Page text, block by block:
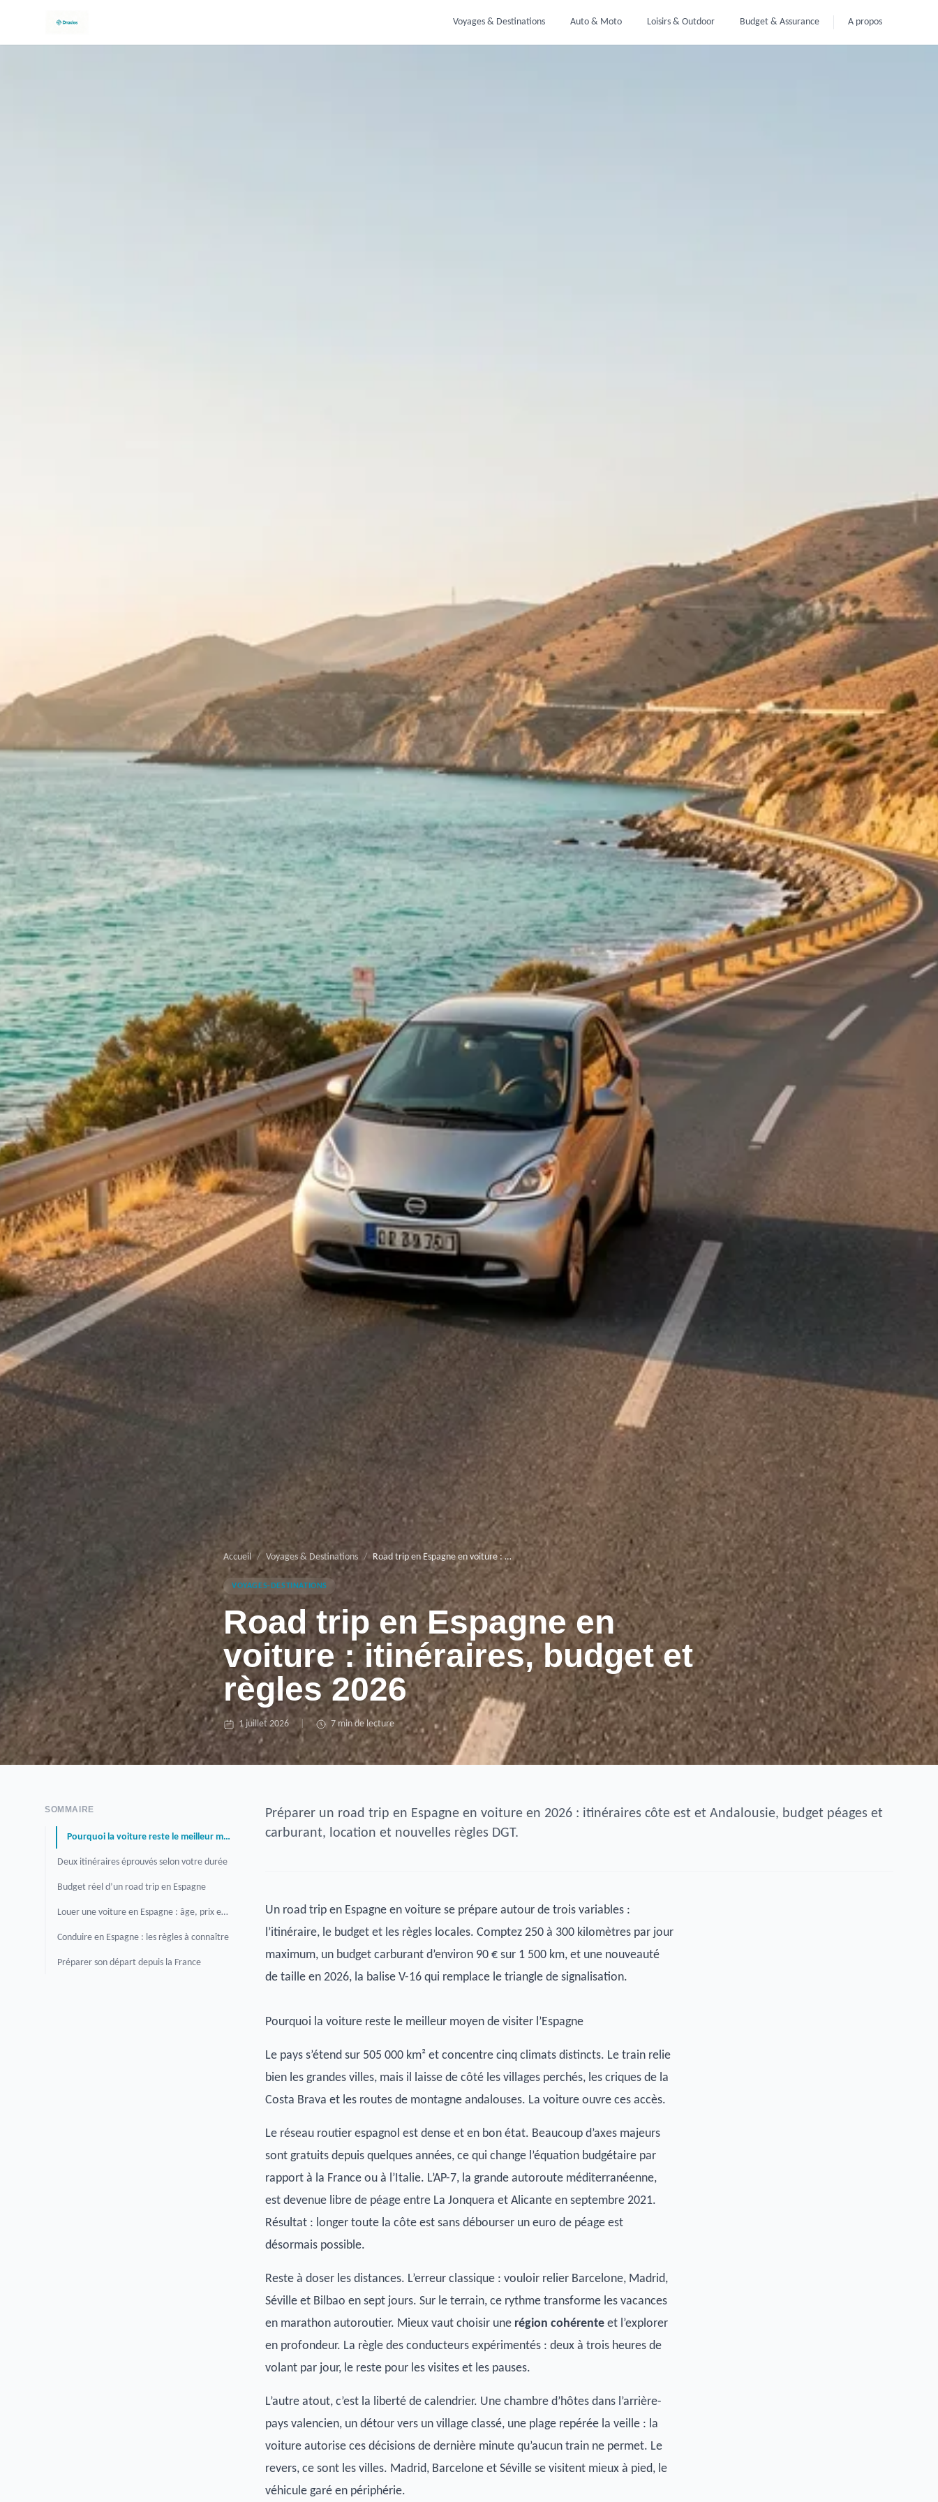
Voyages & Destinations Auto & Moto Loisirs & Outdoor Budget & Assurance A propos
Accueil / Voyages & Destinations / Road trip en Espagne en voiture : itinéraires, budget et règles 2026
VOYAGES-DESTINATIONS
Road trip en Espagne en
voiture : itinéraires, budget et
règles 2026
1 juillet 2026 7 min de lecture
SOMMAIRE
Pourquoi la voiture reste le meilleur moyen de visiter l’Espagne
Deux itinéraires éprouvés selon votre durée
Budget réel d’un road trip en Espagne
Louer une voiture en Espagne : âge, prix et pièges
Conduire en Espagne : les règles à connaître
Préparer son départ depuis la France
Préparer un road trip en Espagne en voiture en 2026 : itinéraires côte est et Andalousie, budget péages et
carburant, location et nouvelles règles DGT.
Un road trip en Espagne en voiture se prépare autour de trois variables :
l’itinéraire, le budget et les règles locales. Comptez 250 à 300 kilomètres par jour
maximum, un budget carburant d’environ 90 € sur 1 500 km, et une nouveauté
de taille en 2026, la balise V-16 qui remplace le triangle de signalisation.
Pourquoi la voiture reste le meilleur moyen de visiter l’Espagne
Le pays s’étend sur 505 000 km² et concentre cinq climats distincts. Le train relie
bien les grandes villes, mais il laisse de côté les villages perchés, les criques de la
Costa Brava et les routes de montagne andalouses. La voiture ouvre ces accès.
Le réseau routier espagnol est dense et en bon état. Beaucoup d’axes majeurs
sont gratuits depuis quelques années, ce qui change l’équation budgétaire par
rapport à la France ou à l’Italie. L’AP-7, la grande autoroute méditerranéenne,
est devenue libre de péage entre La Jonquera et Alicante en septembre 2021.
Résultat : longer toute la côte est sans débourser un euro de péage est
désormais possible.
Reste à doser les distances. L’erreur classique : vouloir relier Barcelone, Madrid,
Séville et Bilbao en sept jours. Sur le terrain, ce rythme transforme les vacances
en marathon autoroutier. Mieux vaut choisir une région cohérenteet l’explorer
en profondeur. La règle des conducteurs expérimentés : deux à trois heures de
volant par jour, le reste pour les visites et les pauses.
L’autre atout, c’est la liberté de calendrier. Une chambre d’hôtes dans l’arrière-
pays valencien, un détour vers un village classé, une plage repérée la veille : la
voiture autorise ces décisions de dernière minute qu’aucun train ne permet. Le
revers, ce sont les villes. Madrid, Barcelone et Séville se visitent mieux à pied, le
véhicule garé en périphérie.